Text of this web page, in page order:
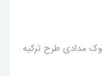
مدادی طرح ترکیه